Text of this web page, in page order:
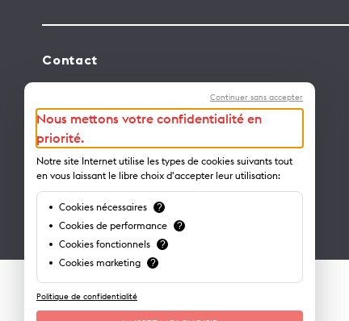
Contact
Avenue de Rhodanie 2 – CP 975
1001 Lausanne – Suisse
info@lausanne-tourisme.ch
+41 21 613 73 73
Où nous trouver ?
Continuer sans accepter
Nous mettons votre confidentialité en
priorité.
Notre site Internet utilise les types de cookies suivants tout
en vous laissant le libre choix d'accepter leur utilisation:
Cookies nécessaires ?
Cookies de performance ?
Cookies fonctionnels ?
Cookies marketing ?
Politique de confidentialité